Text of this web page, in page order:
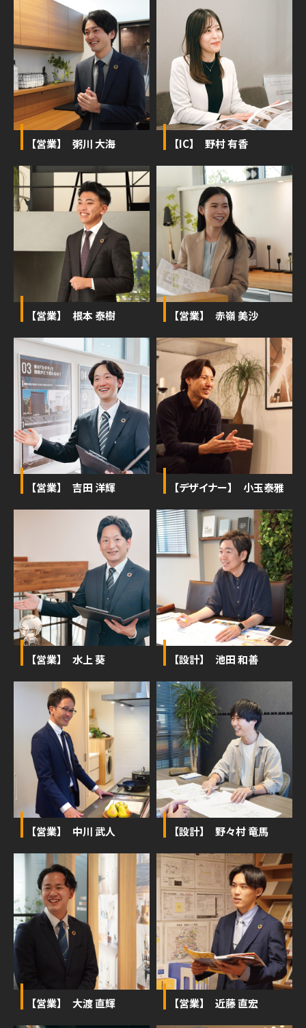
【営業】 粥川 大海 【IC】 野村 有香
【営業】 根本 泰樹 【営業】 赤嶺 美沙
【営業】 吉田 洋輝 【デザイナー】 小玉泰雅
【営業】 水上 葵 【設計】 池田 和善
【営業】 中川 武人 【設計】 野々村 竜馬
【営業】 大渡 直輝 【営業】 近藤 直宏